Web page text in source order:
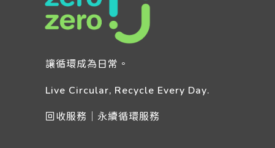
讓循環成為日常。
Live Circular, Recycle Every Day.
回收服務｜永續循環服務